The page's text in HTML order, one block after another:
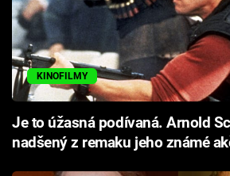
Přihlášení
Sledujte nás
KINOFILMY
Je to úžasná podívaná. Arnold
nadšený z remaku jeho známé